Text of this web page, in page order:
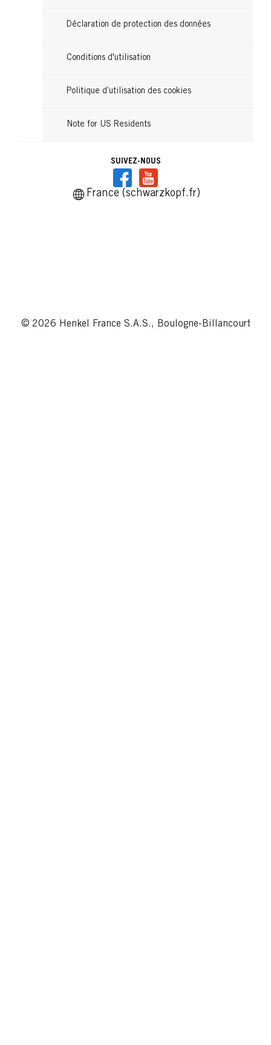
Déclaration de protection des données
Conditions d'utilisation
Politique d’utilisation des cookies
Note for US Residents
SUIVEZ-NOUS
France (schwarzkopf.fr)
© 2026 Henkel France S.A.S., Boulogne-Billancourt